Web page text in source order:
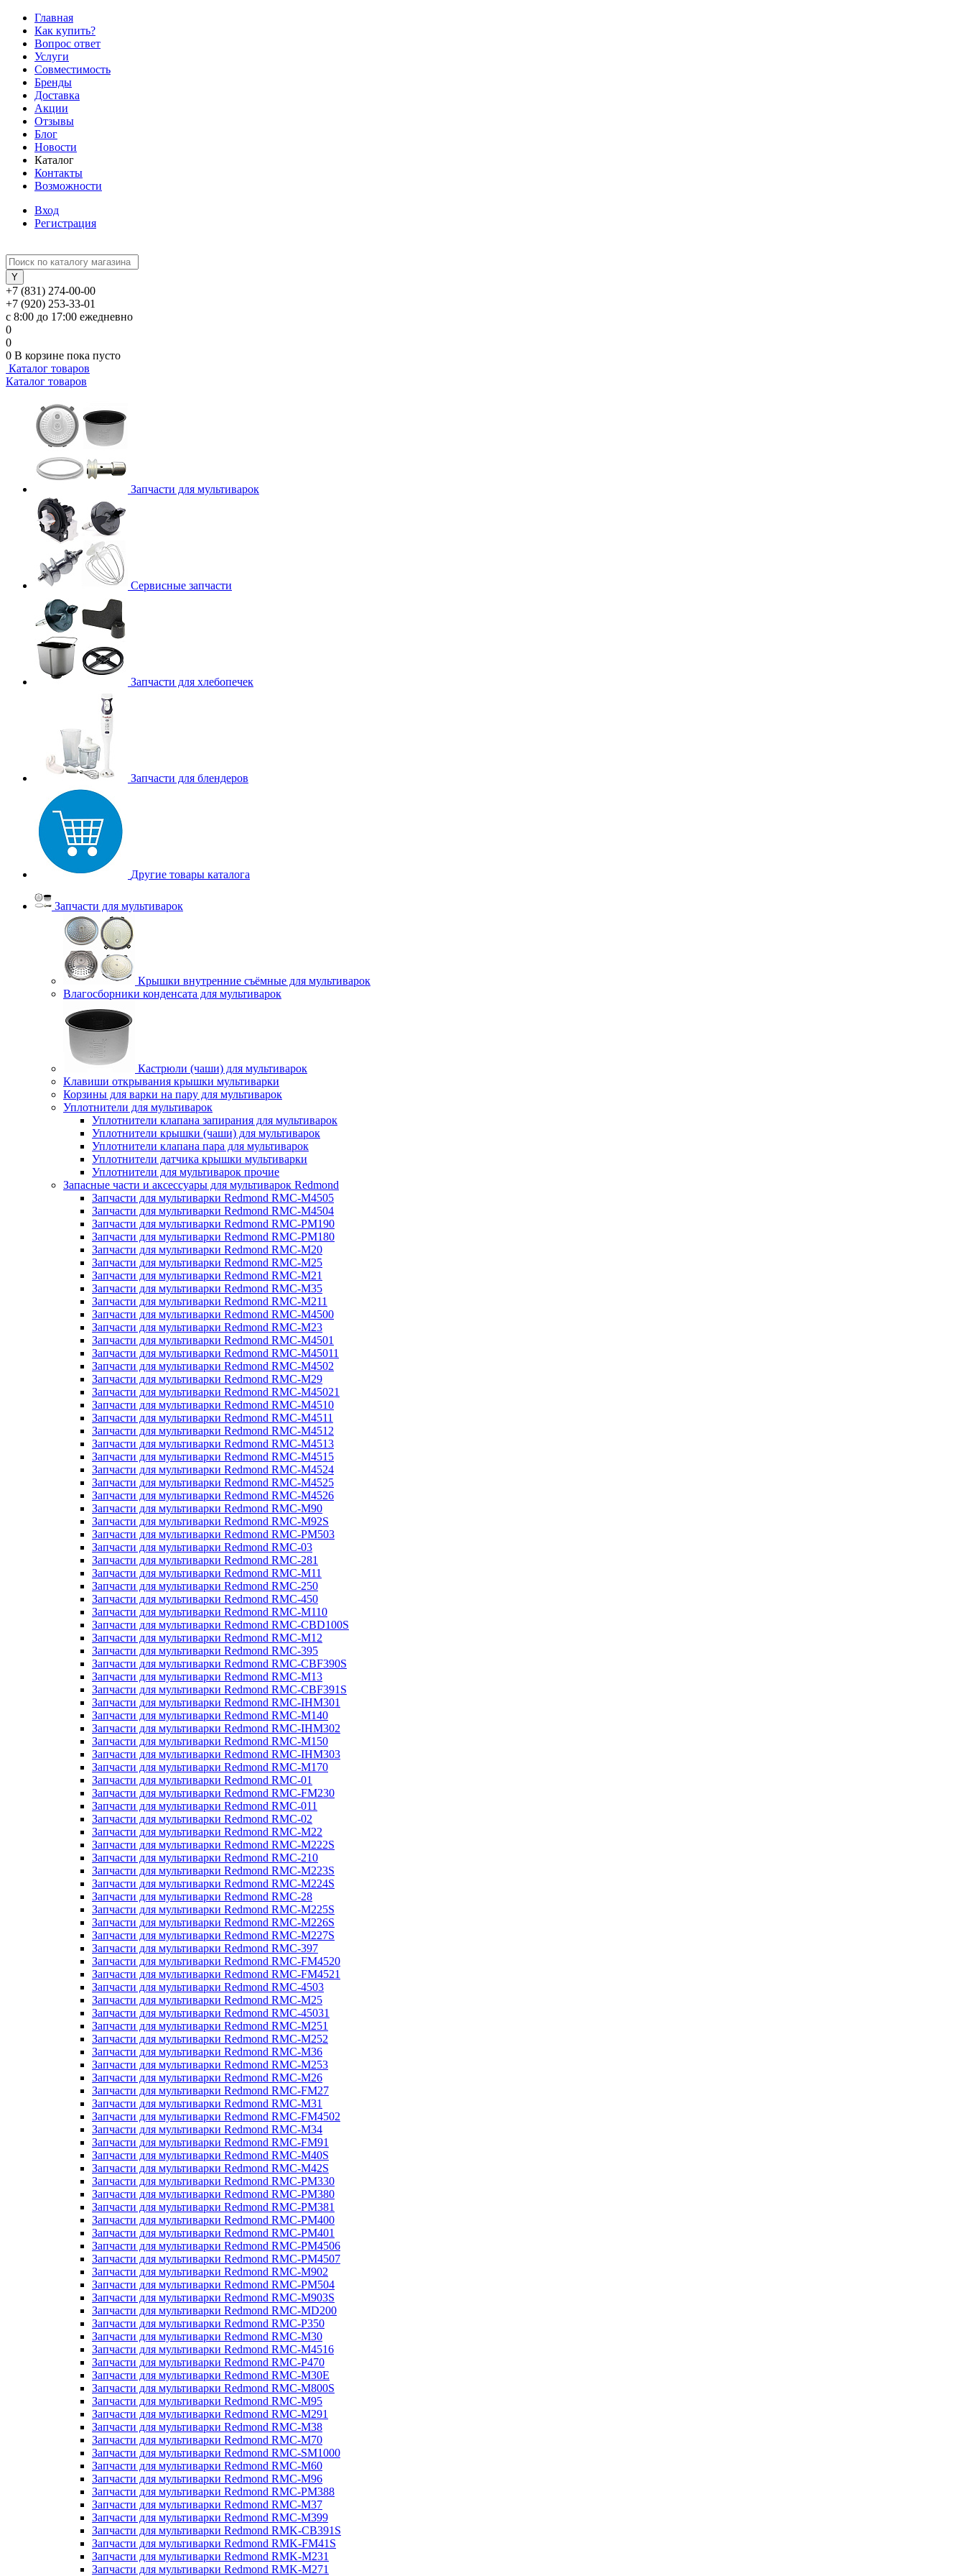
Главная
Как купить?
Вопрос ответ
Услуги
Совместимость
Бренды
Доставка
Акции
Отзывы
Блог
Новости
Каталог
Контакты
Возможности
Вход
Регистрация
+7 (831) 274-00-00
+7 (920) 253-33-01
с 8:00 до 17:00 ежедневно
0
0
0 В корзине пока пусто
Каталог товаров
Каталог товаров
Запчасти для мультиварок
Сервисные запчасти
Запчасти для хлебопечек
Запчасти для блендеров
Другие товары каталога
Запчасти для мультиварок
Крышки внутренние съёмные для мультиварок
Влагосборники конденсата для мультиварок
Кастрюли (чаши) для мультиварок
Клавиши открывания крышки мультиварки
Корзины для варки на пару для мультиварок
Уплотнители для мультиварок
Уплотнители клапана запирания для мультиварок
Уплотнители крышки (чаши) для мультиварок
Уплотнители клапана пара для мультиварок
Уплотнители датчика крышки мультиварки
Уплотнители для мультиварок прочие
Запасные части и аксессуары для мультиварок Redmond
Запчасти для мультиварки Redmond RMC-M4505
Запчасти для мультиварки Redmond RMC-M4504
Запчасти для мультиварки Redmond RMC-PM190
Запчасти для мультиварки Redmond RMC-PM180
Запчасти для мультиварки Redmond RMC-M20
Запчасти для мультиварки Redmond RMC-M25
Запчасти для мультиварки Redmond RMC-M21
Запчасти для мультиварки Redmond RMC-M35
Запчасти для мультиварки Redmond RMC-M211
Запчасти для мультиварки Redmond RMC-M4500
Запчасти для мультиварки Redmond RMC-M23
Запчасти для мультиварки Redmond RMC-M4501
Запчасти для мультиварки Redmond RMC-M45011
Запчасти для мультиварки Redmond RMC-M4502
Запчасти для мультиварки Redmond RMC-M29
Запчасти для мультиварки Redmond RMC-M45021
Запчасти для мультиварки Redmond RMC-M4510
Запчасти для мультиварки Redmond RMC-M4511
Запчасти для мультиварки Redmond RMC-M4512
Запчасти для мультиварки Redmond RMC-M4513
Запчасти для мультиварки Redmond RMC-M4515
Запчасти для мультиварки Redmond RMC-M4524
Запчасти для мультиварки Redmond RMC-M4525
Запчасти для мультиварки Redmond RMC-M4526
Запчасти для мультиварки Redmond RMC-M90
Запчасти для мультиварки Redmond RMC-M92S
Запчасти для мультиварки Redmond RMC-PM503
Запчасти для мультиварки Redmond RMC-03
Запчасти для мультиварки Redmond RMC-281
Запчасти для мультиварки Redmond RMC-M11
Запчасти для мультиварки Redmond RMC-250
Запчасти для мультиварки Redmond RMC-450
Запчасти для мультиварки Redmond RMC-M110
Запчасти для мультиварки Redmond RMC-CBD100S
Запчасти для мультиварки Redmond RMC-M12
Запчасти для мультиварки Redmond RMC-395
Запчасти для мультиварки Redmond RMC-CBF390S
Запчасти для мультиварки Redmond RMC-M13
Запчасти для мультиварки Redmond RMC-CBF391S
Запчасти для мультиварки Redmond RMC-IHM301
Запчасти для мультиварки Redmond RMC-M140
Запчасти для мультиварки Redmond RMC-IHM302
Запчасти для мультиварки Redmond RMC-M150
Запчасти для мультиварки Redmond RMC-IHM303
Запчасти для мультиварки Redmond RMC-M170
Запчасти для мультиварки Redmond RMC-01
Запчасти для мультиварки Redmond RMC-FM230
Запчасти для мультиварки Redmond RMC-011
Запчасти для мультиварки Redmond RMC-02
Запчасти для мультиварки Redmond RMC-M22
Запчасти для мультиварки Redmond RMC-M222S
Запчасти для мультиварки Redmond RMC-210
Запчасти для мультиварки Redmond RMC-M223S
Запчасти для мультиварки Redmond RMC-M224S
Запчасти для мультиварки Redmond RMC-28
Запчасти для мультиварки Redmond RMC-M225S
Запчасти для мультиварки Redmond RMC-M226S
Запчасти для мультиварки Redmond RMC-M227S
Запчасти для мультиварки Redmond RMC-397
Запчасти для мультиварки Redmond RMC-FM4520
Запчасти для мультиварки Redmond RMC-FM4521
Запчасти для мультиварки Redmond RMC-4503
Запчасти для мультиварки Redmond RMC-M25
Запчасти для мультиварки Redmond RMC-45031
Запчасти для мультиварки Redmond RMC-M251
Запчасти для мультиварки Redmond RMC-M252
Запчасти для мультиварки Redmond RMC-M36
Запчасти для мультиварки Redmond RMC-M253
Запчасти для мультиварки Redmond RMC-M26
Запчасти для мультиварки Redmond RMC-FM27
Запчасти для мультиварки Redmond RMC-M31
Запчасти для мультиварки Redmond RMC-FM4502
Запчасти для мультиварки Redmond RMC-M34
Запчасти для мультиварки Redmond RMC-FM91
Запчасти для мультиварки Redmond RMC-M40S
Запчасти для мультиварки Redmond RMC-M42S
Запчасти для мультиварки Redmond RMC-PM330
Запчасти для мультиварки Redmond RMC-PM380
Запчасти для мультиварки Redmond RMC-PM381
Запчасти для мультиварки Redmond RMC-PM400
Запчасти для мультиварки Redmond RMC-PM401
Запчасти для мультиварки Redmond RMC-PM4506
Запчасти для мультиварки Redmond RMC-PM4507
Запчасти для мультиварки Redmond RMC-M902
Запчасти для мультиварки Redmond RMC-PM504
Запчасти для мультиварки Redmond RMC-M903S
Запчасти для мультиварки Redmond RMC-MD200
Запчасти для мультиварки Redmond RMC-P350
Запчасти для мультиварки Redmond RMC-M30
Запчасти для мультиварки Redmond RMC-M4516
Запчасти для мультиварки Redmond RMC-P470
Запчасти для мультиварки Redmond RMC-M30E
Запчасти для мультиварки Redmond RMC-M800S
Запчасти для мультиварки Redmond RMC-M95
Запчасти для мультиварки Redmond RMC-M291
Запчасти для мультиварки Redmond RMC-M38
Запчасти для мультиварки Redmond RMC-M70
Запчасти для мультиварки Redmond RMC-SM1000
Запчасти для мультиварки Redmond RMC-M60
Запчасти для мультиварки Redmond RMC-M96
Запчасти для мультиварки Redmond RMC-PM388
Запчасти для мультиварки Redmond RMC-M37
Запчасти для мультиварки Redmond RMC-M399
Запчасти для мультиварки Redmond RMK-CB391S
Запчасти для мультиварки Redmond RMK-FM41S
Запчасти для мультиварки Redmond RMK-M231
Запчасти для мультиварки Redmond RMK-M271